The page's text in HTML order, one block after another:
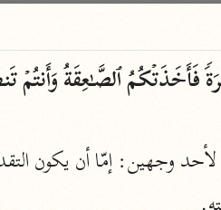
والعلم الشرعي
القرآني
مصاحف
لأحد وجهين: إمّا أن يكون